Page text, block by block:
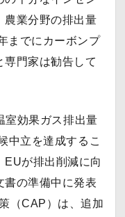
農業分野の排出量
までにカーボンプ
専門家は勧告して
室効果ガス排出量
中立を達成するこ
EUが排出削減に向
書の準備中に発表
（CAP）は、追加